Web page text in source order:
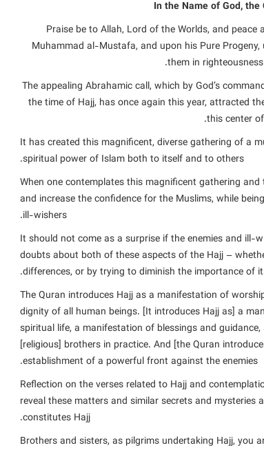
In the Name of God,
Praise be to Allah, Lord of the Worlds, and
Muhammad al-Mustafa, and upon his Pure
them in
The appealing Abrahamic call, which by God’s
the time of Hajj, has once again this year, attracted
this center
It has created this magnificent, diverse gathering of a
spiritual power of Islam both to itself and to others.
When one contemplates this magnificent gathering
and increase the confidence for the Muslims, while
ill-wishers.
It should not come as a surprise if the enemies and
doubts about both of these aspects of the Hajj –
differences, or by trying to diminish the importance of
The Quran introduces Hajj as a manifestation of
dignity of all human beings. [It introduces Hajj as] a
spiritual life, a manifestation of blessings and
[religious] brothers in practice. And [the Quran
establishment of a powerful front against the enemies.
Reflection on the verses related to Hajj and
reveal these matters and similar secrets and
constitutes Hajj.
Brothers and sisters, as pilgrims undertaking Hajj, you